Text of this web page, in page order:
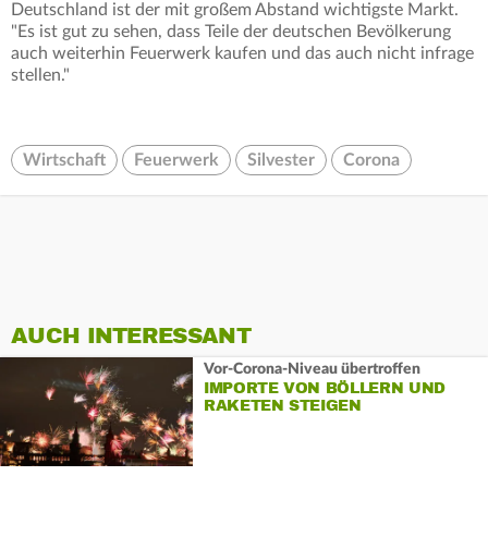
Deutschland ist der mit großem Abstand wichtigste Markt.
"Es ist gut zu sehen, dass Teile der deutschen Bevölkerung
auch weiterhin Feuerwerk kaufen und das auch nicht infrage
stellen."
Wirtschaft Feuerwerk Silvester Corona
AUCH INTERESSANT
Vor-Corona-Niveau übertroffen
IMPORTE VON BÖLLERN UND
RAKETEN STEIGEN